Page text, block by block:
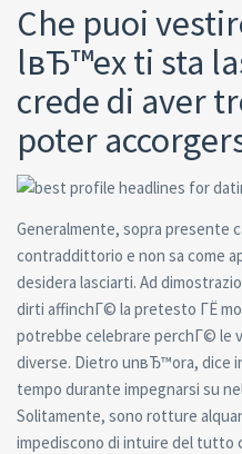
Che puoi
lвЂ™ex ti sta
crede di aver
poter
Generalmente, sopra presente
contraddittorio e non sa come
desidera lasciarti. Ad
dirti affinchГ© la pretesto ГЁ
potrebbe celebrare perchГ© le
diverse. Dietro unвЂ™ora, dice
tempo durante impegnarsi su
Solitamente, sono rotture
impediscono di intuire del tutto